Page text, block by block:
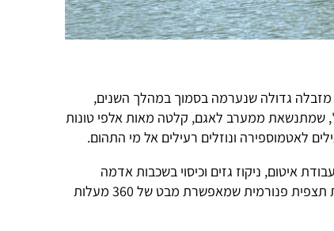
מזבלה גדולה שנערמה בסמוך במהלך השנים,
שמתנשאת ממערב לאגם, קלטה מאות אלפי טונות
לאטמוספירה ונוזלים רעילים אל מי התהום.
איטום, ניקוז גזים וכיסוי בשכבות אדמה
פורייה, וכך היא הפכה ממטרד מסוכן לנקודת תצפית פנורמית שמאפשרת מבט של 360 מעלות